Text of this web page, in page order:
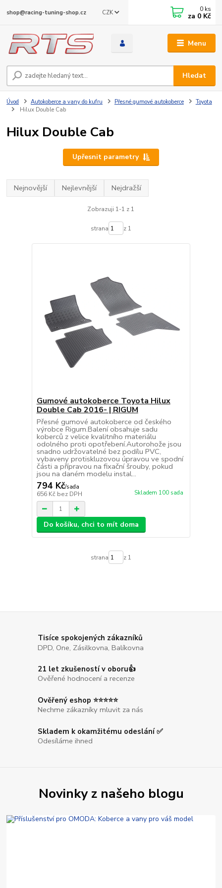
Menu
CZK
Hledat
shop@racing-tuning-shop.cz 0 ks
za 0 Kč
Úvod Autokoberce a vany do kufru Přesné gumové autokoberce
Toyota
Hilux Double Cab
Hilux Double Cab
Upřesnit parametry
Nejnovější Nejlevnější Nejdražší
Zobrazuji 1-1 z 1
strana z 1
Gumové autokoberce Toyota Hilux
Double Cab 2016- | RIGUM
Přesné gumové autokoberce od českého
výrobce Rigum.Balení obsahuje sadu
koberců z velice kvalitního materiálu
odolného proti opotřebení.Autorohože jsou
snadno udržovatelné bez podílu PVC,
vybaveny protiskluzovou úpravou ve spodní
části a přípravou na fixační šrouby, pokud
jsou na daném modelu instal...
794 Kč/sada
656 Kč bez DPH Skladem 100 sada
Do košíku, chci to mít doma
strana z 1
Tisíce spokojených zákazníků
DPD, One, Zásilkovna, Balíkovna
21 let zkušeností v oboru👍
Ověřené hodnocení a recenze
Ověřený eshop ⭐⭐⭐⭐⭐
Nechme zákazníky mluvit za nás
Skladem k okamžitému odeslání ✅
Odesíláme ihned
Novinky z našeho blogu